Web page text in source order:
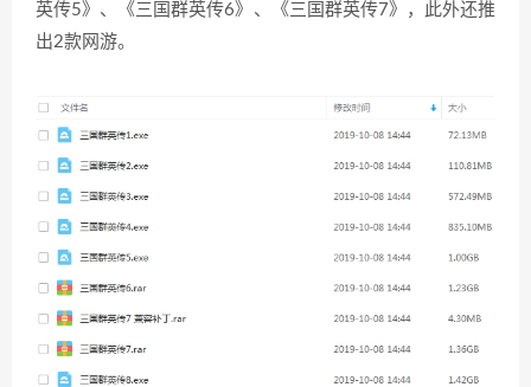
英传5》、《三国群英传6》、《三国群英传7》，此外还推
出2款网游。